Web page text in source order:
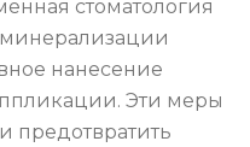
стоматология
нанесение
Эти меры
предотвратить